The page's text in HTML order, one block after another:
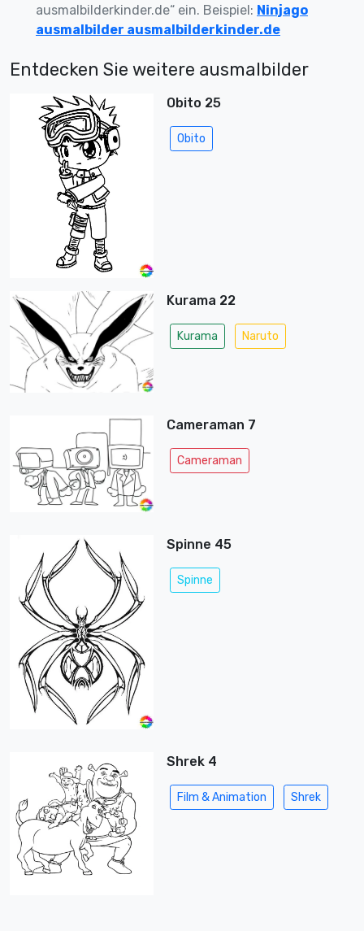
ausmalbilderkinder.de“ ein. Beispiel: Ninjago
ausmalbilder ausmalbilderkinder.de
Entdecken Sie weitere ausmalbilder
Obito 25
Obito
Kurama 22
Kurama Naruto
Cameraman 7
Cameraman
Spinne 45
Spinne
Shrek 4
Film & Animation Shrek